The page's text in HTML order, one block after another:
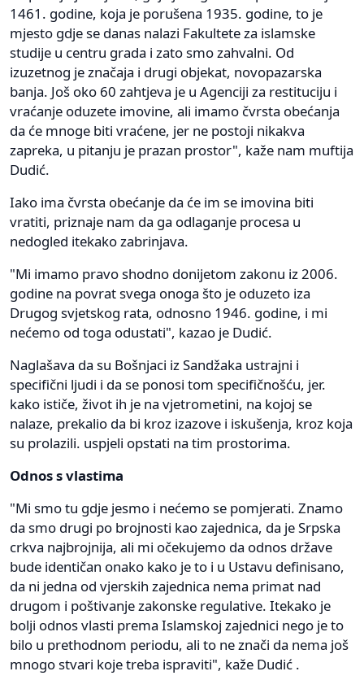
1461. godine, koja je porušena 1935. godine, to je
mjesto gdje se danas nalazi Fakultete za islamske
studije u centru grada i zato smo zahvalni. Od
izuzetnog je značaja i drugi objekat, novopazarska
banja. Još oko 60 zahtjeva je u Agenciji za restituciju i
vraćanje oduzete imovine, ali imamo čvrsta obećanja
da će mnoge biti vraćene, jer ne postoji nikakva
zapreka, u pitanju je prazan prostor", kaže nam muftija
Dudić.
Iako ima čvrsta obećanje da će im se imovina biti
vratiti, priznaje nam da ga odlaganje procesa u
nedogled itekako zabrinjava.
"Mi imamo pravo shodno donijetom zakonu iz 2006.
godine na povrat svega onoga što je oduzeto iza
Drugog svjetskog rata, odnosno 1946. godine, i mi
nećemo od toga odustati", kazao je Dudić.
Naglašava da su Bošnjaci iz Sandžaka ustrajni i
specifični ljudi i da se ponosi tom specifičnošću, jer.
kako ističe, život ih je na vjetrometini, na kojoj se
nalaze, prekalio da bi kroz izazove i iskušenja, kroz koja
su prolazili. uspjeli opstati na tim prostorima.
Odnos s vlastima
"Mi smo tu gdje jesmo i nećemo se pomjerati. Znamo
da smo drugi po brojnosti kao zajednica, da je Srpska
crkva najbrojnija, ali mi očekujemo da odnos države
bude identičan onako kako je to i u Ustavu definisano,
da ni jedna od vjerskih zajednica nema primat nad
drugom i poštivanje zakonske regulative. Itekako je
bolji odnos vlasti prema Islamskoj zajednici nego je to
bilo u prethodnom periodu, ali to ne znači da nema još
mnogo stvari koje treba ispraviti", kaže Dudić .